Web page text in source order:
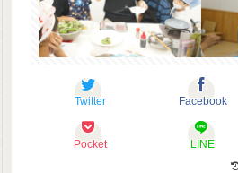
Twitter Facebook
Pocket LINE